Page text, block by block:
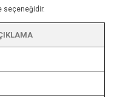
seçeneğidir.